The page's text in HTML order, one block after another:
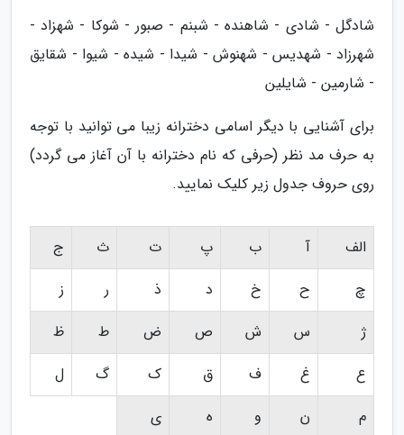
شادگل - شادی - شاهنده - شبنم - صبور - شوکا - شهزاد -
شهرزاد - شهدیس - شهنوش - شیدا - شیده - شیوا - شقایق
- شارمین - شایلین
برای آشنایی با دیگر اسامی دخترانه زیبا می توانید با توجه
به حرف مد نظر (حرفی که نام دخترانه با آن آغاز می گردد)
روی حروف جدول زیر کلیک نمایید.
الف آ ب پ ت ث
ج
چ
ح خ د ذ ر
ز
ژ
س ش ص ض ط
ظ
ع
غ ف ق ک گ
ل
م
ن و ه ی